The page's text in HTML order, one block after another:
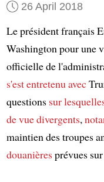
26 April 2018
Le président français
Washington pour une
officielle de
s'est entretenu avec
questions sur
de vue divergents,
maintien des troupes
douanièresprévues sur